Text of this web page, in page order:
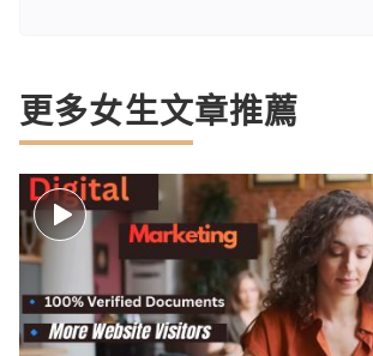
更多女生文章推薦